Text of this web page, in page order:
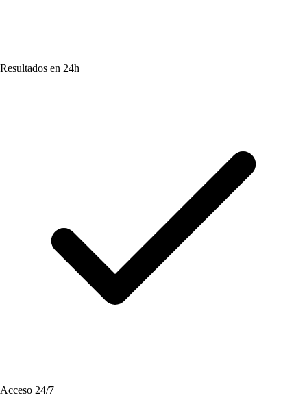
Resultados en 24h
Acceso 24/7